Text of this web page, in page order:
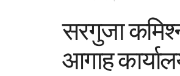
सरगुजा
आगाह